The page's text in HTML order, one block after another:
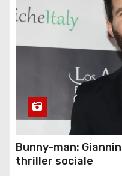
Bunny-man:
thriller sociale